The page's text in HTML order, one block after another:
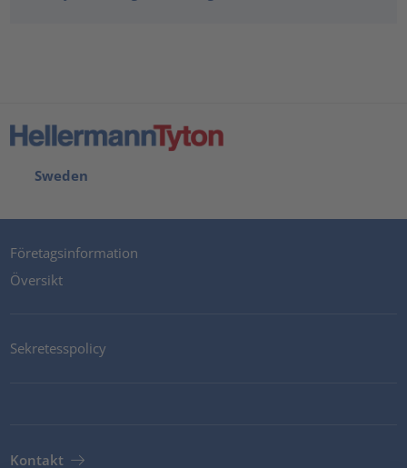
Sweden
Företagsinformation
Översikt
Sekretesspolicy
Kontakt